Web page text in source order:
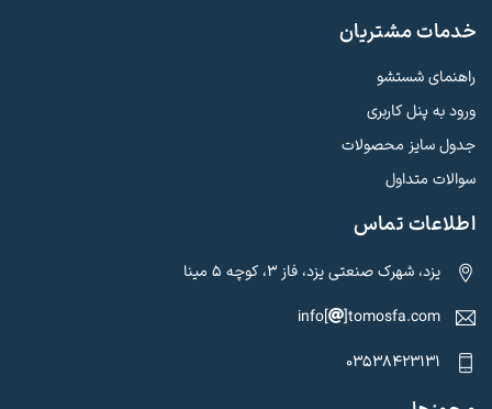
خدمات مشتریان
راهنمای شستشو
ورود به پنل کاربری
جدول سایز محصولات
سوالات متداول
اطلاعات تماس
یزد، شهرک صنعتی یزد، فاز 3، کوچه 5 مینا
info[
]tomosfa.com
03538423131